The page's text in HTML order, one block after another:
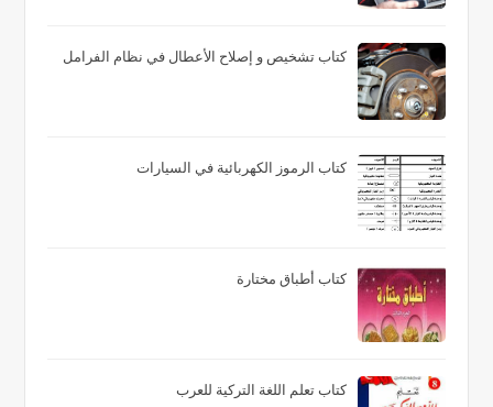
كتاب تشخيص و إصلاح الأعطال في نظام الفرامل
كتاب الرموز الكهربائية في السيارات
كتاب أطباق مختارة
كتاب تعلم اللغة التركية للعرب